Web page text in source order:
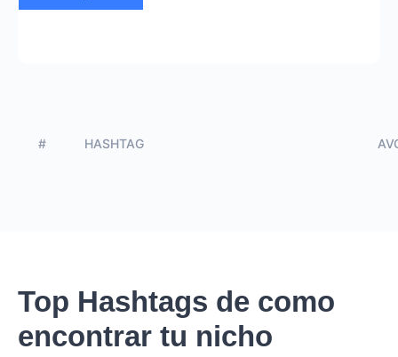
# HASHTAG
Top Hashtags de como
encontrar tu nicho